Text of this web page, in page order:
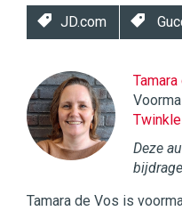
JD.com
Twinkle
Deze
Tamara de Vos is